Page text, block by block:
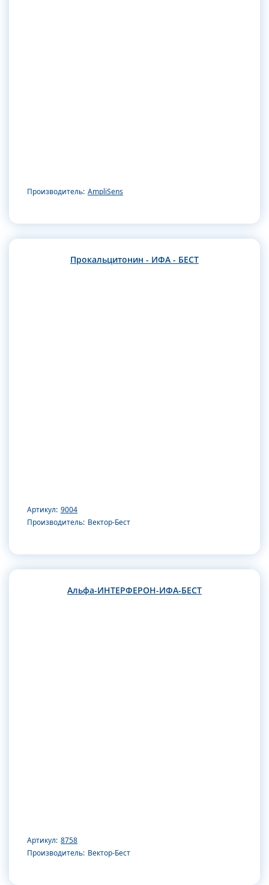
Производитель: AmpliSens
Прокальцитонин - ИФА - БЕСТ
Артикул: 9004
Производитель: Вектор-Бест
Альфа-ИНТЕРФЕРОН-ИФА-БЕСТ
Артикул: 8758
Производитель: Вектор-Бест